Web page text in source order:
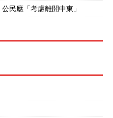
民應「考慮離開中東」